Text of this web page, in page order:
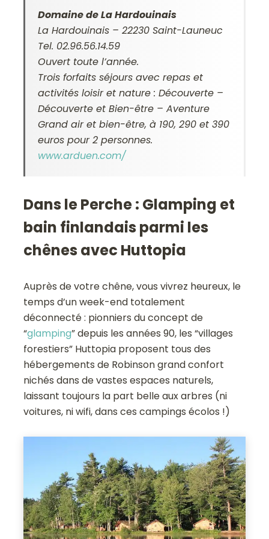
Domaine de La Hardouinais
La Hardouinais – 22230 Saint-Launeuc
Tel. 02.96.56.14.59
Ouvert toute l’année.
Trois forfaits séjours avec repas et
activités loisir et nature : Découverte –
Découverte et Bien-être – Aventure
Grand air et bien-être, à 190, 290 et 390
euros pour 2 personnes.
www.arduen.com/
Dans le Perche : Glamping et
bain finlandais parmi les
chênes avec Huttopia
Auprès de votre chêne, vous vivrez heureux, le
temps d’un week-end totalement
déconnecté : pionniers du concept de
“glamping” depuis les années 90, les “villages
forestiers” Huttopia proposent tous des
hébergements de Robinson grand confort
nichés dans de vastes espaces naturels,
laissant toujours la part belle aux arbres (ni
voitures, ni wifi, dans ces campings écolos !)